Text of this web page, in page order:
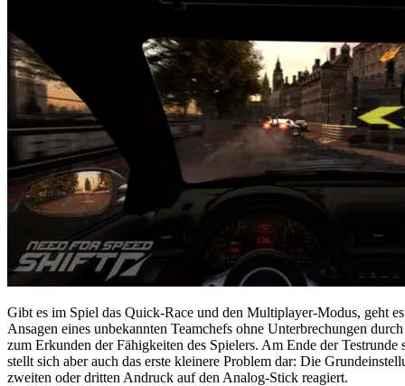
Gibt es im Spiel das Quick-Race und den Multiplayer-Modus, geht
Ansagen eines unbekannten Teamchefs ohne Unterbrechungen
zum Erkunden der Fähigkeiten des Spielers. Am Ende der
stellt sich aber auch das erste kleinere Problem dar: Die
zweiten oder dritten Andruck auf den Analog-Stick reagiert.